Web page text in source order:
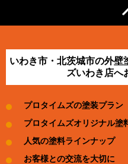
いわき市・北茨城市の外壁
ズいわき店へ
プロタイムズの塗装プラン
プロタイムズオリジナル塗
人気の塗料ラインナップ
お客様との交流を大切に